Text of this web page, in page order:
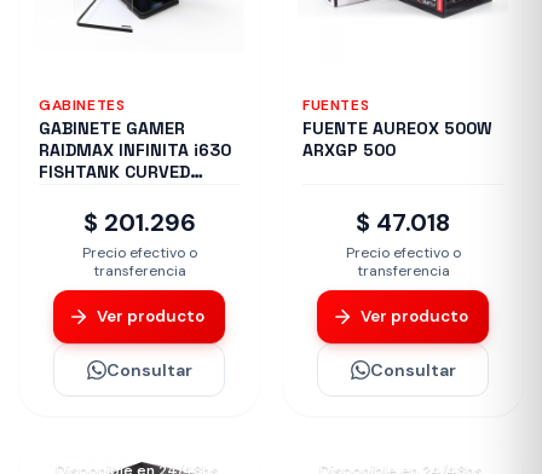
GABINETES
GABINETE GAMER
RAIDMAX INFINITA i630
FISHTANK CURVED
$ 201.296
Precio efectivo o
transferencia
Ver producto
Consultar
FUENTES
FUENTE AUREOX 500W
ARXGP 500
$ 47.018
Precio efectivo o
transferencia
Ver producto
Consultar
Disponible en 24/48hs Disponible en 24/48hs